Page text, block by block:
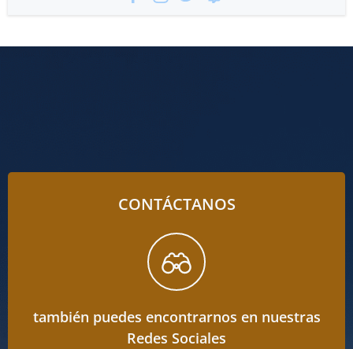
CONTÁCTANOS
también puedes encontrarnos en nuestras
Redes Sociales